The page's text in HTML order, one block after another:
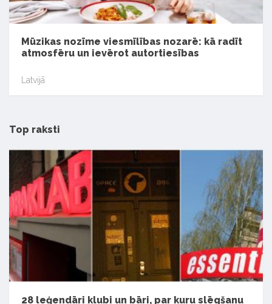
Mūzikas nozīme viesmīlības nozarē: kā radīt
atmosfēru un ievērot autortiesības
Latvijā
Top raksti
28 leģendāri klubi un bāri, par kuru slēgšanu